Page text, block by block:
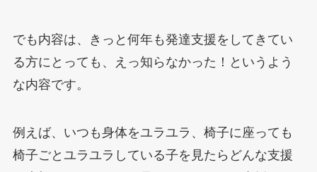
でも内容は、きっと何年も発達支援をしてきてい
る方にとっても、えっ知らなかった！というよう
な内容です。
例えば、いつも身体をユラユラ、椅子に座っても
椅子ごとユラユラしている子を見たらどんな支援